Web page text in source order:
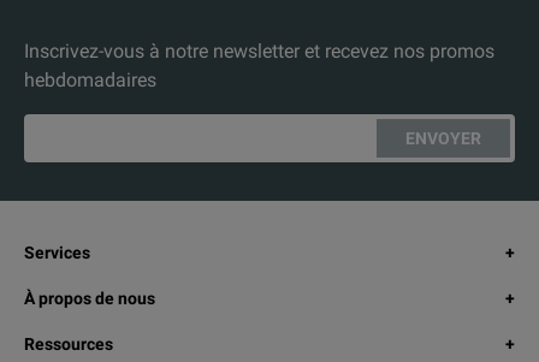
Inscrivez-vous à notre newsletter et recevez nos promos
hebdomadaires
ENVOYER
Services
À propos de nous
Ressources